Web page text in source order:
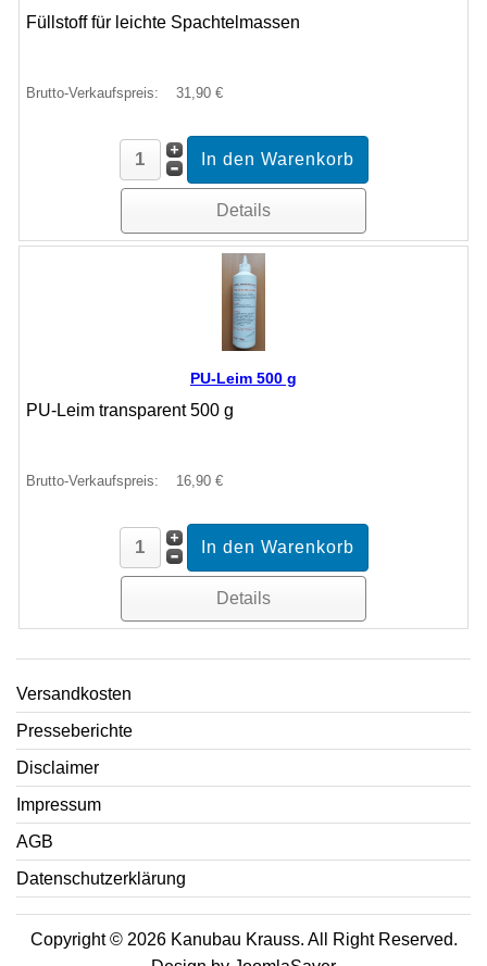
Füllstoff für leichte Spachtelmassen
Brutto-Verkaufspreis: 31,90 €
Details
PU-Leim 500 g
PU-Leim transparent 500 g
Brutto-Verkaufspreis: 16,90 €
Details
Versandkosten
Presseberichte
Disclaimer
Impressum
AGB
Datenschutzerklärung
Copyright © 2026 Kanubau Krauss. All Right Reserved.